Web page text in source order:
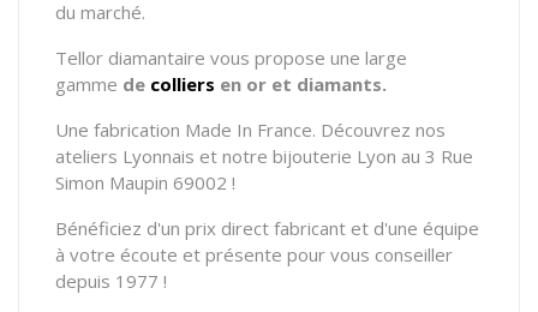
du marché.
Tellor diamantaire vous propose une large
gamme de colliers en or et diamants.
Une fabrication Made In France. Découvrez nos
ateliers Lyonnais et notre bijouterie Lyon au 3 Rue
Simon Maupin 69002 !
Bénéficiez d'un prix direct fabricant et d'une équipe
à votre écoute et présente pour vous conseiller
depuis 1977 !